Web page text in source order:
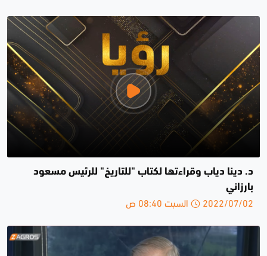
د. دينا دياب وقراءتها لكتاب "للتاريخ" للرئيس مسعود
بارزاني
2022/07/02 السبت 08:40 ص